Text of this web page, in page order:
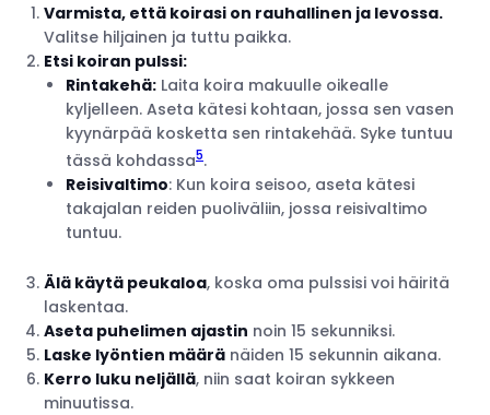
Varmista, että koirasi on rauhallinen ja levossa.
Valitse hiljainen ja tuttu paikka.
Etsi koiran pulssi:
Rintakehä: Laita koira makuulle oikealle
kyljelleen. Aseta kätesi kohtaan, jossa sen vasen
kyynärpää kosketta sen rintakehää. Syke tuntuu
tässä kohdassa5.
Reisivaltimo: Kun koira seisoo, aseta kätesi
takajalan reiden puoliväliin, jossa reisivaltimo
tuntuu.
Älä käytä peukaloa, koska oma pulssisi voi häiritä
laskentaa.
Aseta puhelimen ajastin noin 15 sekunniksi.
Laske lyöntien määrä näiden 15 sekunnin aikana.
Kerro luku neljällä, niin saat koiran sykkeen
minuutissa.